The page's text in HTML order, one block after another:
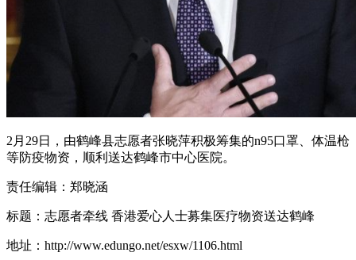
2月29日，由鹤峰县志愿者张晓萍积极筹集的n95口罩、体温枪
等防疫物资，顺利送达鹤峰市中心医院。
责任编辑：郑晓涵
标题：志愿者牵线 香港爱心人士募集医疗物资送达鹤峰
地址：http://www.edungo.net/esxw/1106.html